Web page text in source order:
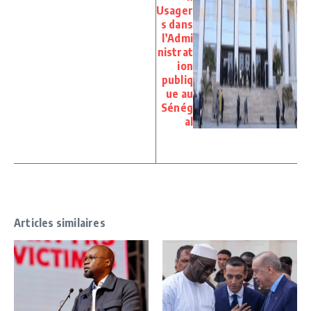
Usager
s dans
l’Admi
nistrat
ion
publiq
ue au
Sénég
al
Articles similaires